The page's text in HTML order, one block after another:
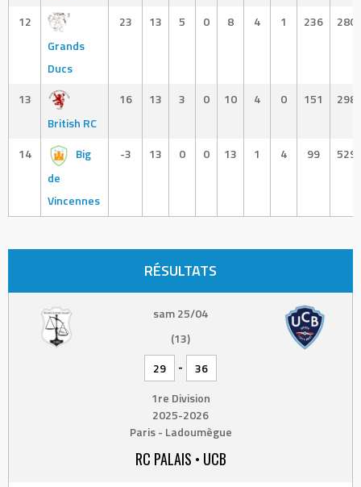
12
Grands
Ducs
23 13 5 0 8 4 1 236 280
13
British RC
16 13 3 0 10 4 0 151 298
14
Big
de
Vincennes
-3 13 0 0 13 1 4 99 529
RÉSULTATS
sam 25/04
(13)
29
-
36
1re Division
2025-2026
Paris - Ladoumègue
RC PALAIS • UCB